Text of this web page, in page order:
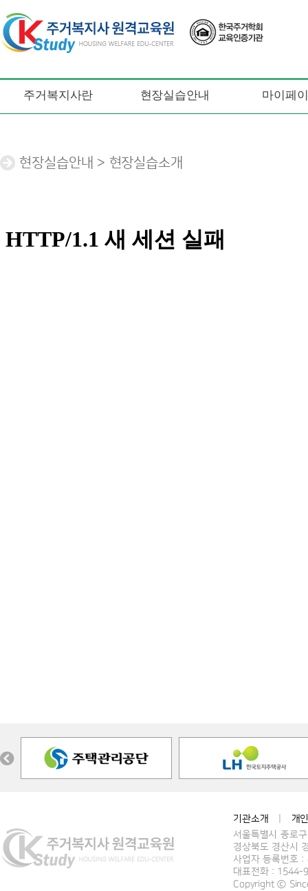
주거복지사란 현장실습안내 마이페
현장실습안내 > 현장실습소개
기관소개
개
서울특별시 종로
경상북도 경산시
사업자 등록번호
대표전화 : 1544-
Copyright ⓒ